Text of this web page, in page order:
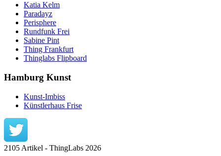
Katia Kelm
Paradayz
Perisphere
Rundfunk Frei
Sabine Pint
Thing Frankfurt
Thinglabs Flipboard
Hamburg Kunst
Kunst-Imbiss
Künstlerhaus Frise
2105 Artikel - ThingLabs 2026